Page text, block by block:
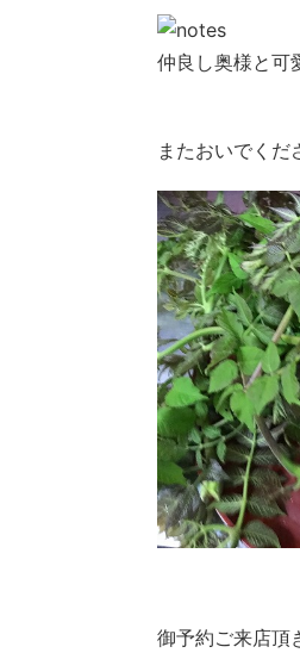
仲良し奥様と可
またおいでくだ
御予約ご来店頂